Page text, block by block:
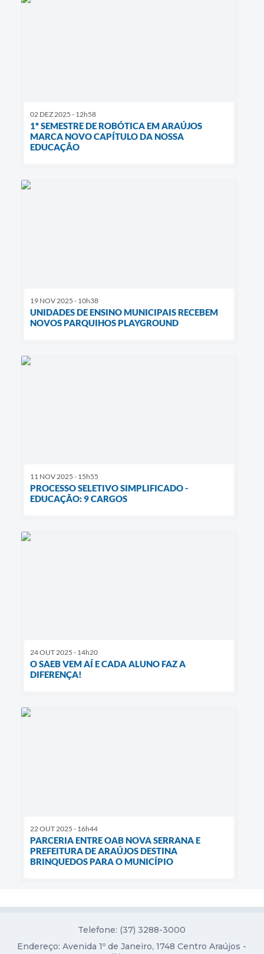
02 DEZ 2025 - 12h58
1º SEMESTRE DE ROBÓTICA EM ARAÚJOS
MARCA NOVO CAPÍTULO DA NOSSA
EDUCAÇÃO
19 NOV 2025 - 10h38
UNIDADES DE ENSINO MUNICIPAIS RECEBEM
NOVOS PARQUIHOS PLAYGROUND
11 NOV 2025 - 15h55
PROCESSO SELETIVO SIMPLIFICADO -
EDUCAÇÃO: 9 CARGOS
24 OUT 2025 - 14h20
O SAEB VEM AÍ E CADA ALUNO FAZ A
DIFERENÇA!
22 OUT 2025 - 16h44
PARCERIA ENTRE OAB NOVA SERRANA E
PREFEITURA DE ARAÚJOS DESTINA
BRINQUEDOS PARA O MUNICÍPIO
Telefone: (37) 3288-3000
Endereço: Avenida 1º de Janeiro, 1748 Centro Araújos -